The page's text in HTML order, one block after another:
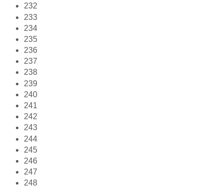
232
233
234
235
236
237
238
239
240
241
242
243
244
245
246
247
248